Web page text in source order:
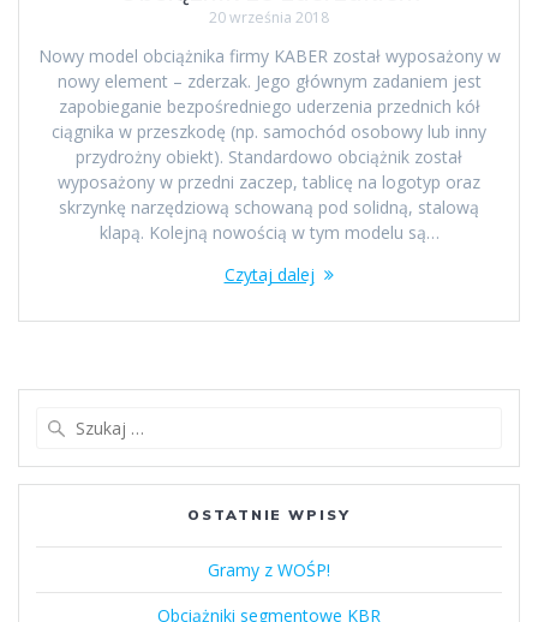
20 września 2018
Nowy model obciążnika firmy KABER został wyposażony w
nowy element – zderzak. Jego głównym zadaniem jest
zapobieganie bezpośredniego uderzenia przednich kół
ciągnika w przeszkodę (np. samochód osobowy lub inny
przydrożny obiekt). Standardowo obciążnik został
wyposażony w przedni zaczep, tablicę na logotyp oraz
skrzynkę narzędziową schowaną pod solidną, stalową
klapą. Kolejną nowością w tym modelu są…
Czytaj dalej
OSTATNIE WPISY
Gramy z WOŚP!
Obciążniki segmentowe KBR